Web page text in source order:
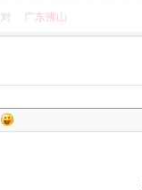
广东佛山